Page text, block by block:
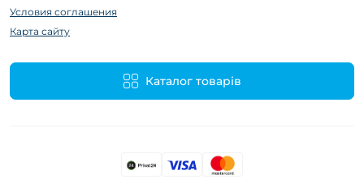
Условия соглашения
Карта сайту
Каталог товарів